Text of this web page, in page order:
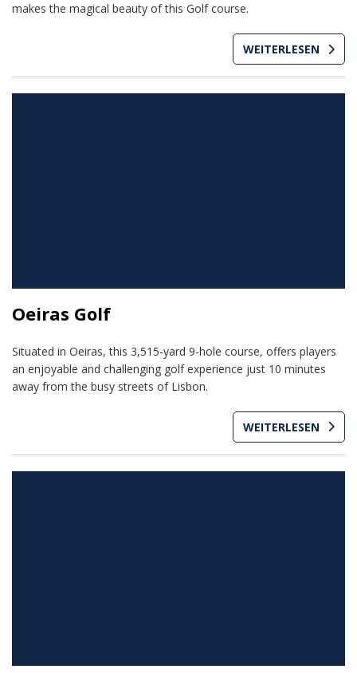
makes the magical beauty of this Golf course.
WEITERLESEN
Oeiras Golf
Situated in Oeiras, this 3,515-yard 9-hole course, offers players
an enjoyable and challenging golf experience just 10 minutes
away from the busy streets of Lisbon.
WEITERLESEN